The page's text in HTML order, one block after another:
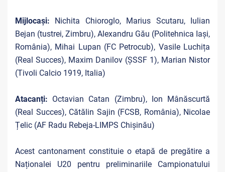
Mijlocași: Nichita Chioroglo, Marius Scutaru, Iulian
Bejan (tustrei, Zimbru), Alexandru Gău (Politehnica Iași,
România), Mihai Lupan (FC Petrocub), Vasile Luchița
(Real Succes), Maxim Danilov (ȘSSF 1), Marian Nistor
(Tivoli Calcio 1919, Italia)
Atacanți: Octavian Catan (Zimbru), Ion Mânăscurtă
(Real Succes), Cătălin Sajin (FCSB, România), Nicolae
Țelic (AF Radu Rebeja-LIMPS Chișinău)
Acest cantonament constituie o etapă de pregătire a
Naționalei U20 pentru preliminariile Campionatului